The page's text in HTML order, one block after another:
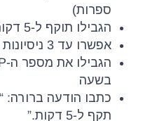
ספרות)
הגבילו תוקף ל-5 דקות מקסימום
אפשרו עד 3 ניסיונות הזנה שגויה לפני נעילה
בשעה
תקף ל-5 דקות.”